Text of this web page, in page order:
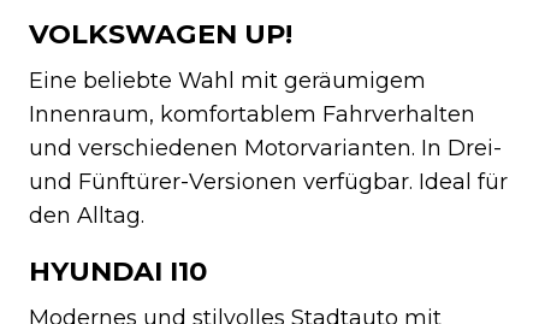
VOLKSWAGEN UP!
Eine beliebte Wahl mit geräumigem
Innenraum, komfortablem Fahrverhalten
und verschiedenen Motorvarianten. In Drei-
und Fünftürer-Versionen verfügbar. Ideal für
den Alltag.
HYUNDAI I10
Modernes und stilvolles Stadtauto mit